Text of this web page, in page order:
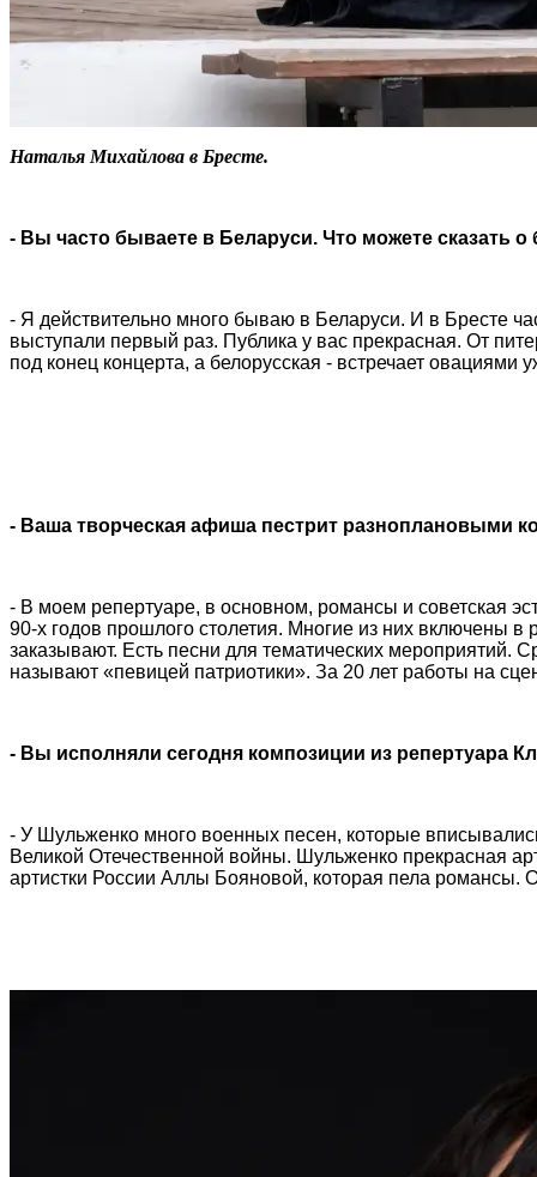
Наталья Михайлова в Бресте.
- Вы часто бываете в Беларуси. Что можете сказать о
- Я действительно много бываю в Беларуси. И в Бресте
выступали первый раз. Публика у вас прекрасная. От
под конец концерта, а белорусская - встречает овациями
- Ваша творческая афиша пестрит разноплановыми
- В моем репертуаре, в основном, романсы и советская
90-х годов прошлого столетия. Многие из них включены
заказывают. Есть песни для тематических мероприятий.
называют «певицей патриотики». За 20 лет работы на
- Вы исполняли сегодня композиции из репертуара
- У Шульженко много военных песен, которые
Великой Отечественной войны. Шульженко прекрасная
артистки России Аллы Бояновой, которая пела романсы.